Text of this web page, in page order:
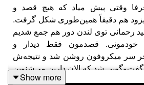
وقتی پیش میاد که هیچ قصد و
هم دقیقاً همین‌طوری شکل گرفت.
رحمانی توی لندن دور هم جمع شدیم
قصدمون فقط دیدار و
آخر سر میکروفون روشن شد و نتیجه‌ش
Show more